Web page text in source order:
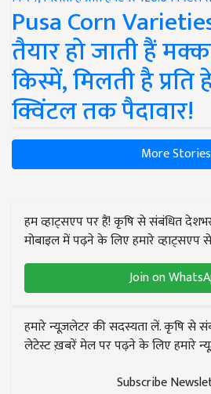
Pusa Corn
तैयार हो जाती हैं
किस्में, मिलती है प्रति
क्विंटल तक पैदावार!
More Stories
हम व्हाट्सएप पर हैं! कृषि से संबंधित
मोबाइल में पढ़ने के लिए हमारे व्हाट्सएप
Join on
हमारे न्यूज़लेटर की सदस्यता लें. कृषि से
लेटेस्ट ख़बरें मेल पर पढ़ने के लिए हमारे
Subscribe